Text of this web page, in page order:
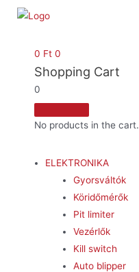
0 Ft 0
Shopping Cart
0
No products in the cart.
ELEKTRONIKA
Gyorsváltók
Köridőmérők
Pit limiter
Vezérlők
Kill switch
Auto blipper